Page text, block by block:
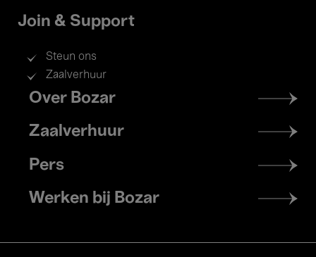
Join & Support
Steun ons
Zaalverhuur
Footer
menu
Over Bozar
Zaalverhuur
Pers
Werken bij Bozar